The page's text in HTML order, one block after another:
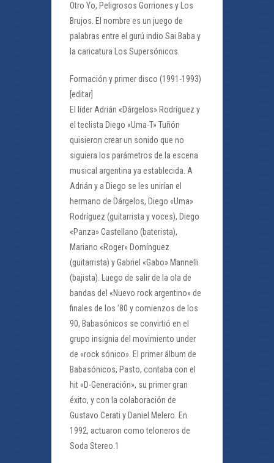
Otro Yo, Peligrosos Gorriones y Los
Brujos. El nombre es un juego de
palabras entre el gurú indio Sai Baba y
la caricatura Los Supersónicos.
Formación y primer disco (1991-1993)
[editar]
El líder Adrián «Dárgelos» Rodríguez y
el teclista Diego «Uma-T» Tuñón
quisieron crear un sonido que no
siguiera los parámetros de la escena
musical argentina ya establecida. A
Adrián y a Diego se les unirían el
hermano de Dárgelos, Diego «Uma»
Rodríguez (guitarrista y voces), Diego
«Panza» Castellano (baterista),
Mariano «Roger» Domínguez
(guitarrista) y Gabriel «Gabo» Mannelli
(bajista). Luego de salir de la ola de
bandas del «Nuevo rock argentino» de
finales de los ’80 y comienzos de los
90, Babasónicos se convirtió en el
grupo insignia del movimiento under
de «rock sónico». El primer álbum de
Babasónicos, Pasto, contaba con el
hit «D-Generación», su primer gran
éxito, y con la colaboración de
Gustavo Cerati y Daniel Melero. En
1992, actuaron como teloneros de
Soda Stereo.1